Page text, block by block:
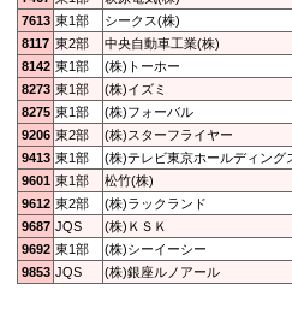
7613 東1部 シークス(株)
8117 東2部 中央自動車工業(株)
8142 東1部 (株)トーホー
8273 東1部 (株)イズミ
8275 東1部 (株)フォーバル
9206 東2部 (株)スターフライヤー
9413 東1部 (株)テレビ東京ホールディング
9601 東1部 松竹(株)
9612 東2部 (株)ラックランド
9687 JQS (株)ＫＳＫ
9692 東1部 (株)シーイーシー
9853 JQS (株)銀座ルノアール